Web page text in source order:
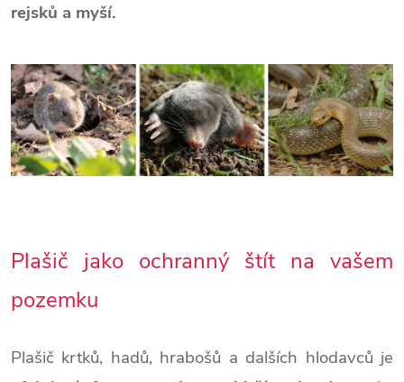
rejsků a myší.
Plašič jako ochranný štít na vašem
pozemku
Plašič krtků, hadů, hrabošů a dalších hlodavců je